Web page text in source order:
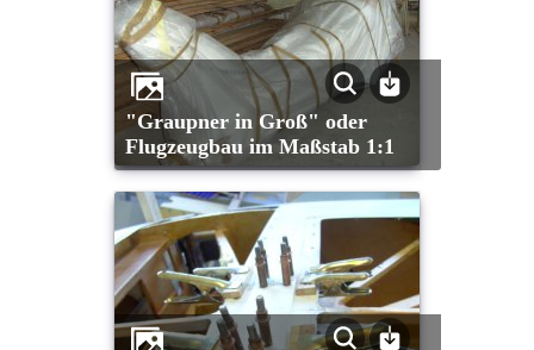
"Graupner in Groß" oder
Flugzeugbau im Maßstab 1:1